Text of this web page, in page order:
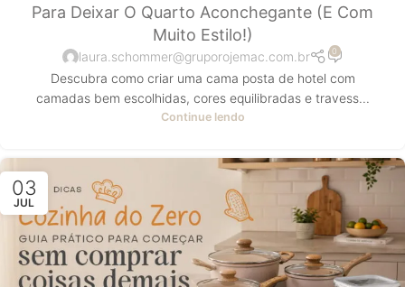
Para Deixar O Quarto Aconchegante (e Com
Muito Estilo!)
laura.schommer@gruporojemac.com.br 0
Descubra como criar uma cama posta de hotel com
camadas bem escolhidas, cores equilibradas e travess...
Continue lendo
03
JUL